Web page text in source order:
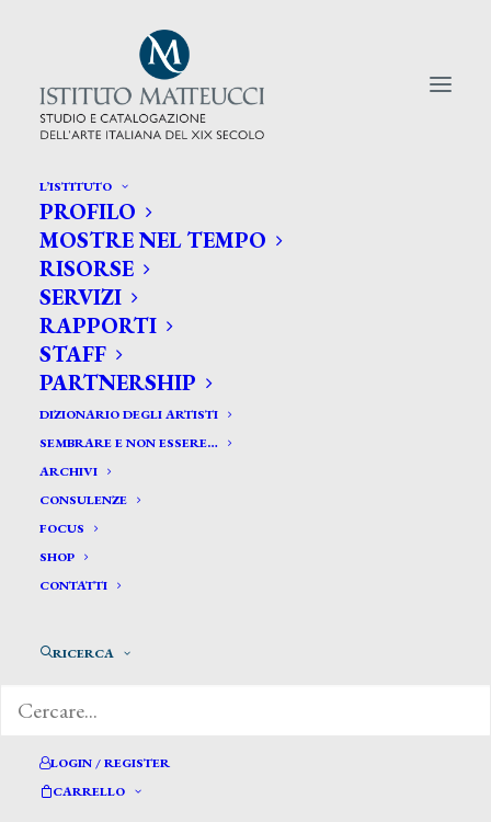
L’ISTITUTO
PROFILO
MOSTRE NEL TEMPO
RISORSE
SERVIZI
RAPPORTI
STAFF
PARTNERSHIP
DIZIONARIO DEGLI ARTISTI
SEMBRARE E NON ESSERE…
ARCHIVI
CONSULENZE
FOCUS
SHOP
CONTATTI
RICERCA
LOGIN / REGISTER
CARRELLO
CERCA TRA GLI ARTISTI:
Search
for:
Ensor James